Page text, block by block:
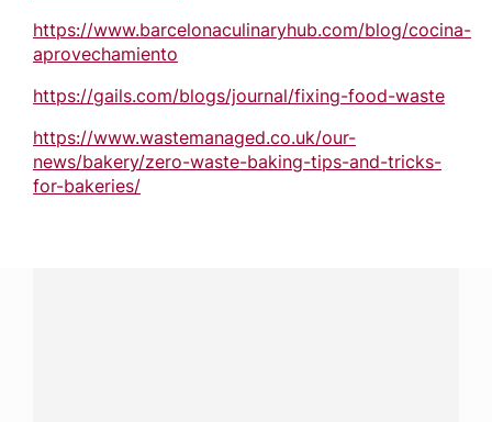
https://www.barcelonaculinaryhub.com/blog/cocina-
aprovechamiento
https://gails.com/blogs/journal/fixing-food-waste
https://www.wastemanaged.co.uk/our-
news/bakery/zero-waste-baking-tips-and-tricks-
for-bakeries/